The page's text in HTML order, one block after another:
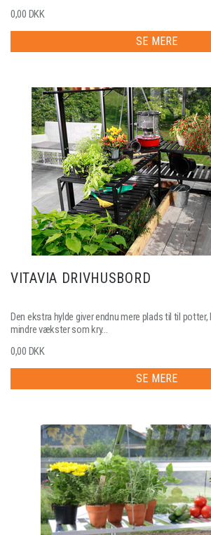
0,00 DKK
SE MERE
VITAVIA DRIVHUSBORD
Den ekstra hylde giver endnu mere plads til til
mindre vækster som kry...
0,00 DKK
SE MERE